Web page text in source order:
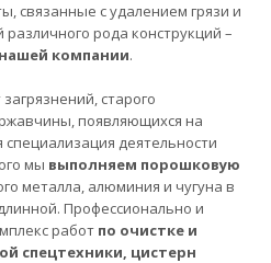
связанные с удалением грязи и
рода конструкций –
компании.
загрязнений, старого
появляющихся на
специализация деятельности
мы выполняем порошковую
металла, алюминия и чугуна в
Профессионально и
работ по очистке и
спецтехники, цистерн